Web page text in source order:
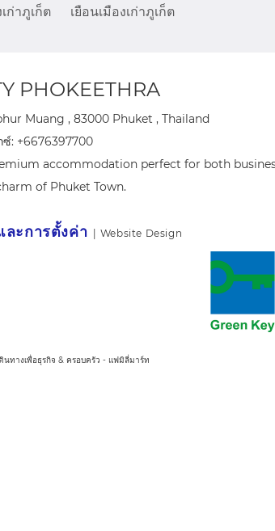
ก่าภูเก็ต เยือนเมืองเก่าภูเก็ต
PHOKEETHRA
Muang , 83000 Phuket , Thailand
ซ์: +6676397700
accommodation perfect for both
of Phuket Town.
ะการตั้งค่า Website Design
ทางเพื่อธุรกิจ & ครอบครัว - แฟมิลี่มาร์ท